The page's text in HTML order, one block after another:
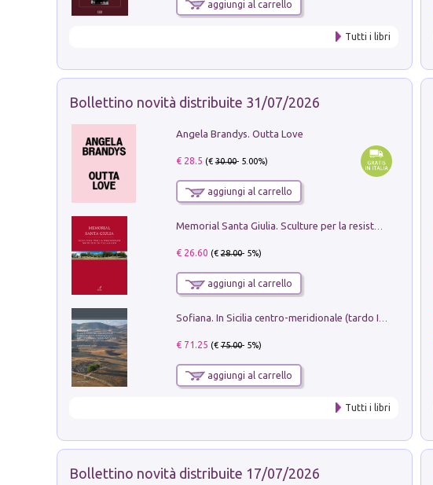
aggiungi al carrello
Tutti i libri
Bollettino novità distribuite 31/07/2026
Angela Brandys. Outta Love
€ 28.5 (€30.00- 5.00%)
aggiungi al carrello
Memorial Santa Giulia. Sculture per la resistenza Monchio di Palagano
€ 26.60 (€28.00- 5%)
aggiungi al carrello
€ 71.25 (€75.00- 5%)
aggiungi al carrello
Tutti i libri
Bollettino novità distribuite 17/07/2026